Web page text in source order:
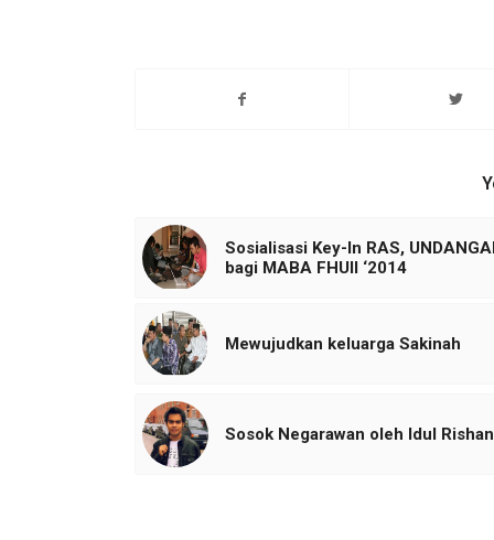
Sosialisasi Key-In RAS,
bagi MABA FHUII ‘2014
Mewujudkan keluarga Sakinah
Sosok Negarawan oleh Idul Rishan